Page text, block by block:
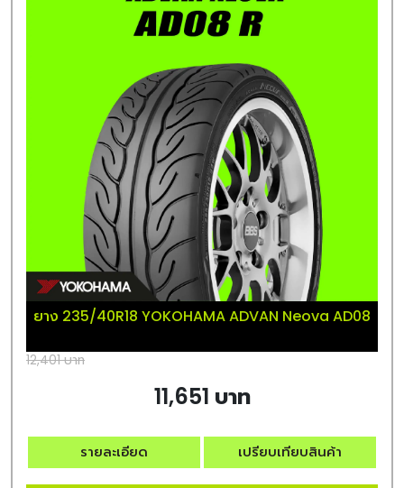
ยาง 235/40R18 YOKOHAMA ADVAN Neova AD08
12,401 บาท
11,651 บาท
รายละเอียด เปรียบเทียบสินค้า